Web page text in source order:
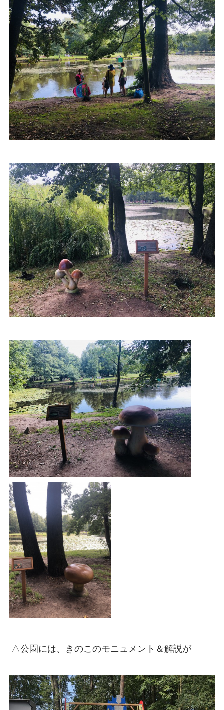
△公園には、きのこのモニュメント＆解説が